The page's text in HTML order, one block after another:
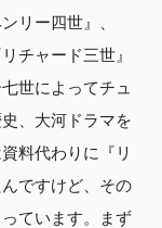
リー四世』、
チャード三世』
世によってチュ
、大河ドラマを
料代わりに『リ
ですけど、その
ています。まず